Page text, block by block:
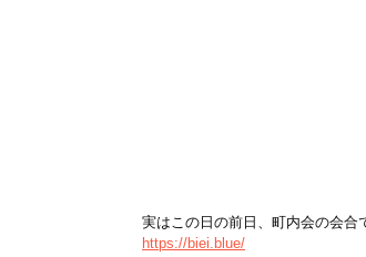
実はこの日の前日、町内会の会合
https://biei.blue/